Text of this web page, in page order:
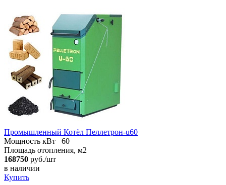
Промышленный Котёл Пеллетрон-u60
Мощность кВт
60
Площадь отопления, м2
168750 руб./шт
в наличии
Купить